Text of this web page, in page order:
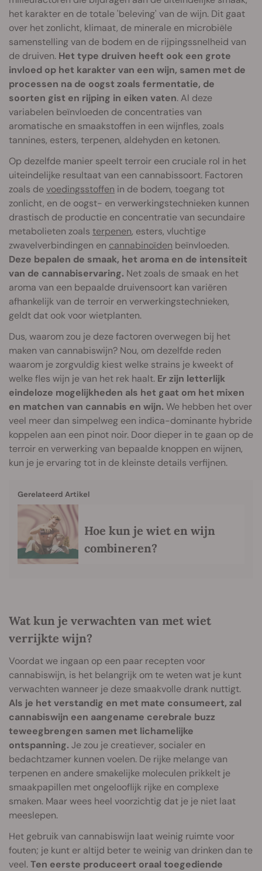
het karakter en de totale 'beleving' van de wijn. Dit gaat
over het zonlicht, klimaat, de minerale en microbiële
samenstelling van de bodem en de rijpingssnelheid van
de druiven. Het type druiven heeft ook een grote
invloed op het karakter van een wijn, samen met de
processen na de oogst zoals fermentatie, de
soorten gist en rijping in eiken vaten. Al deze
variabelen beïnvloeden de concentraties van
aromatische en smaakstoffen in een wijnfles, zoals
tannines, esters, terpenen, aldehyden en ketonen.
Op dezelfde manier speelt terroir een cruciale rol in het
uiteindelijke resultaat van een cannabissoort. Factoren
zoals devoedingsstoffen in de bodem, toegang tot
zonlicht, en de oogst- en verwerkingstechnieken kunnen
drastisch de productie en concentratie van secundaire
metabolieten zoals terpenen, esters, vluchtige
zwavelverbindingen en cannabinoïden beïnvloeden.
Deze bepalen de smaak, het aroma en de intensiteit
van de cannabiservaring. Net zoals de smaak en het
aroma van een bepaalde druivensoort kan variëren
afhankelijk van de terroir en verwerkingstechnieken,
geldt dat ook voor wietplanten.
Dus, waarom zou je deze factoren overwegen bij het
maken van cannabiswijn? Nou, om dezelfde reden
waarom je zorgvuldig kiest welke strains je kweekt of
welke fles wijn je van het rek haalt. Er zijn letterlijk
eindeloze mogelijkheden als het gaat om het mixen
en matchen van cannabis en wijn. We hebben het over
veel meer dan simpelweg een indica-dominante hybride
koppelen aan een pinot noir. Door dieper in te gaan op de
terroir en verwerking van bepaalde knoppen en wijnen,
kun je je ervaring tot in de kleinste details verfijnen.
Gerelateerd Artikel
Hoe kun je wiet en wijn
combineren?
Wat kun je verwachten van met wiet
verrijkte wijn?
Voordat we ingaan op een paar recepten voor
cannabiswijn, is het belangrijk om te weten wat je kunt
verwachten wanneer je deze smaakvolle drank nuttigt.
Als je het verstandig en met mate consumeert, zal
cannabiswijn een aangename cerebrale buzz
teweegbrengen samen met lichamelijke
ontspanning. Je zou je creatiever, socialer en
bedachtzamer kunnen voelen. De rijke melange van
terpenen en andere smakelijke moleculen prikkelt je
smaakpapillen met ongelooflijk rijke en complexe
smaken. Maar wees heel voorzichtig dat je je niet laat
meeslepen.
Het gebruik van cannabiswijn laat weinig ruimte voor
fouten; je kunt er altijd beter te weinig van drinken dan te
veel.Ten eerste produceert oraal toegediende